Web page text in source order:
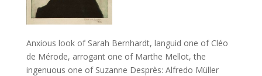
Anxious look of Sarah Bernhardt, languid one of Cléo
de Mérode, arrogant one of Marthe Mellot, the
ingenuous one of Suzanne Desprès: Alfredo Müller